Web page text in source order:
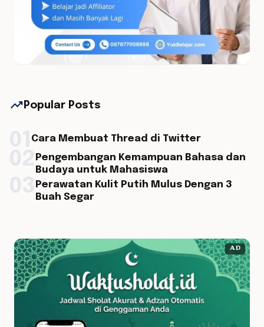
trending_up Popular Posts
Cara Membuat Thread di Twitter
Pengembangan Kemampuan Bahasa dan
Budaya untuk Mahasiswa
Perawatan Kulit Putih Mulus Dengan 3
Buah Segar
AD